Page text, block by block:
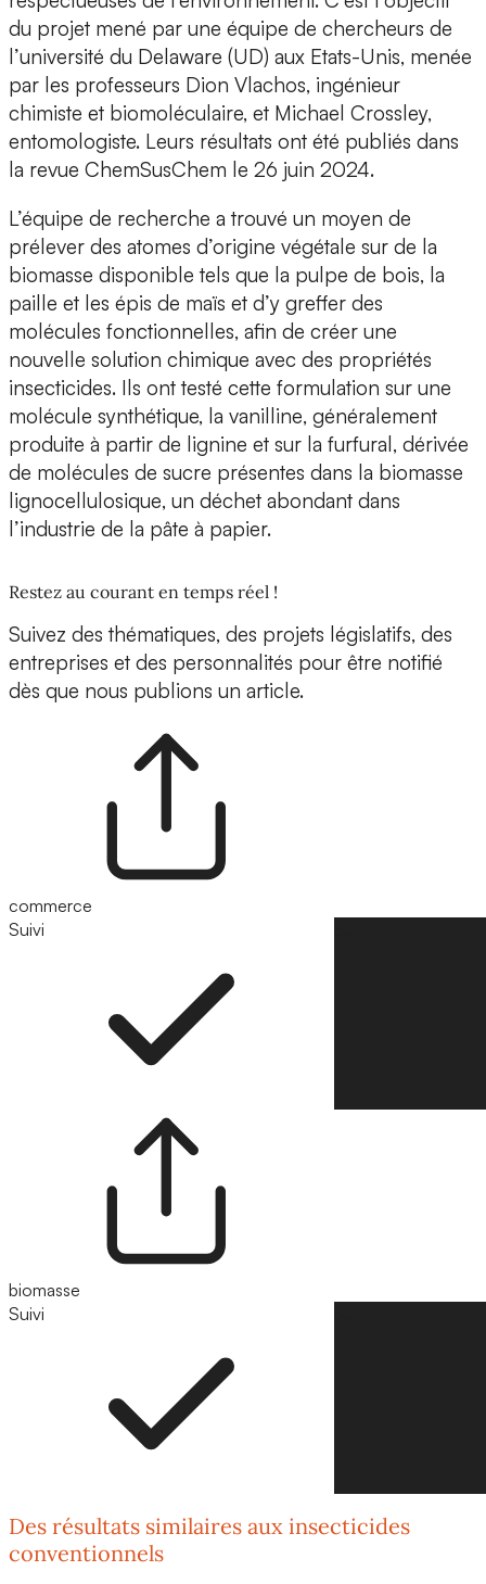
du projet mené par une équipe de chercheurs de
l’université du Delaware (UD) aux Etats-Unis, menée
par les professeurs Dion Vlachos, ingénieur
chimiste et biomoléculaire, et Michael Crossley,
entomologiste. Leurs résultats ont été publiés dans
la revue ChemSusChem le 26 juin 2024.
L’équipe de recherche a trouvé un moyen de
prélever des atomes d’origine végétale sur de la
biomasse disponible tels que la pulpe de bois, la
paille et les épis de maïs et d’y greffer des
molécules fonctionnelles, afin de créer une
nouvelle solution chimique avec des propriétés
insecticides. Ils ont testé cette formulation sur une
molécule synthétique, la vanilline, généralement
produite à partir de lignine et sur la furfural, dérivée
de molécules de sucre présentes dans la biomasse
lignocellulosique, un déchet abondant dans
l’industrie de la pâte à papier.
Restez au courant en temps réel !
Suivez des thématiques, des projets législatifs, des
entreprises et des personnalités pour être notifié
dès que nous publions un article.
commerce
Suivi
biomasse
Suivi
Des résultats similaires aux insecticides
conventionnels